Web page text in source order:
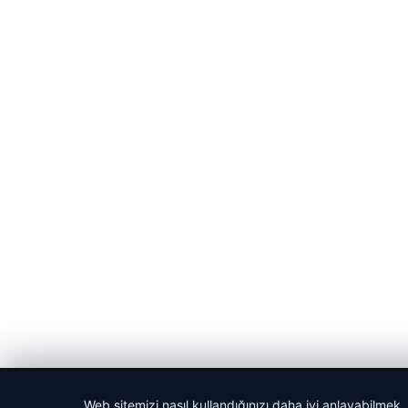
Web sitemizi nasıl kullandığınızı daha iyi